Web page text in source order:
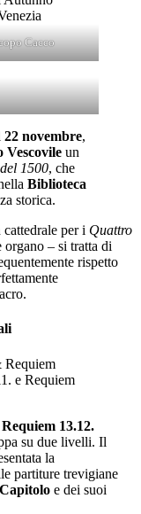
Cacco
22 novembre,
Vescovile un
1500, che
Biblioteca
storica.
per i Quattro
organo – si tratta di
rispetto
e Requiem
13.12.
su due livelli. Il
la
partiture trevigiane
Capitolo e dei suoi